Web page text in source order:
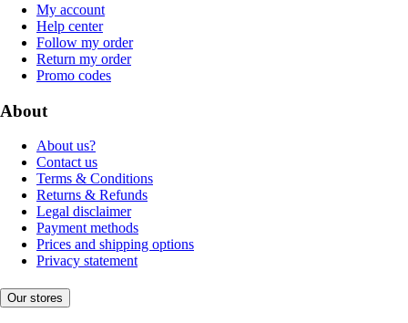
My account
Help center
Follow my order
Return my order
Promo codes
About
About us?
Contact us
Terms & Conditions
Returns & Refunds
Legal disclaimer
Payment methods
Prices and shipping options
Privacy statement
Our stores